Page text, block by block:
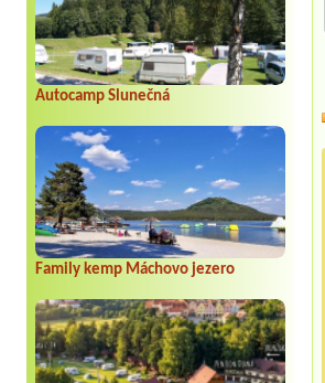
Autocamp Slunečná
Family kemp Máchovo jezero